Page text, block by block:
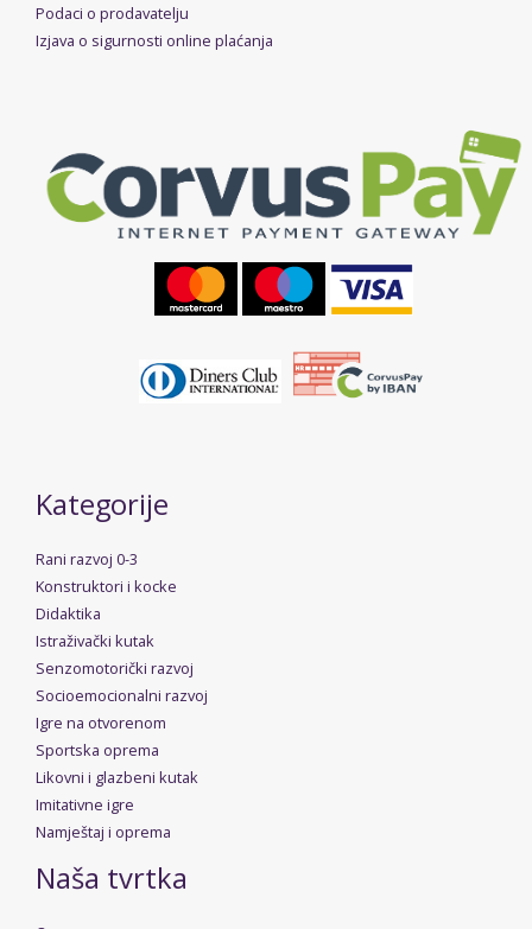
Podaci o prodavatelju
Izjava o sigurnosti online plaćanja
Kategorije
Rani razvoj 0-3
Konstruktori i kocke
Didaktika
Istraživački kutak
Senzomotorički razvoj
Socioemocionalni razvoj
Igre na otvorenom
Sportska oprema
Likovni i glazbeni kutak
Imitativne igre
Namještaj i oprema
Naša tvrtka